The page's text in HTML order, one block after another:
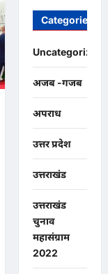
Categories
Uncategorized
अजब -गजब
अपराध
उत्तर प्रदेश
उत्तराखंड
उत्तराखंड
चुनाव
महासंग्राम
2022